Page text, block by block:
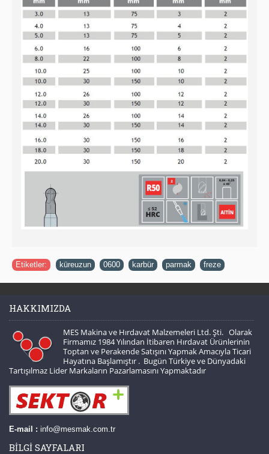
Etiketler: küreuzun 0600 karbür parmak freze
HAKKIMIZDA
MES Makina ve Hırdavat Malzemeleri Ltd. Şti. Olarak
Firmamız 1984 Yılından İtibaren Hırdavat Ürünlerinin
Toptan ve Perakende Satışını Yapmak Amacıyla Ticari
Hayatına Başlamıştır . Bugün Türkiye ve Dünyadaki
Tartışılmaz Lider Markaların Pazarlamasını Yapmaktadır
E-mail : info@mesmak.com.tr
BILGI SAYFALARI